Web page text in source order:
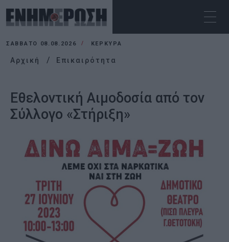
ΣΆΒΒΑΤΟ 08.08.2026 ΚΕΡΚΥΡΑ
Αρχική Επικαιρότητα
Εθελοντική Αιμοδοσία από τον
Σύλλογο «Στήριξη»